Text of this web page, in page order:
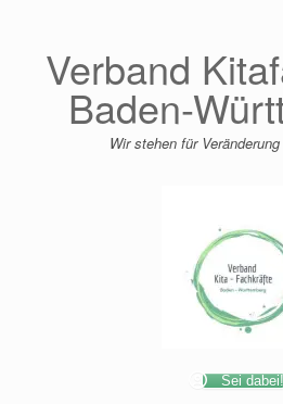
Verband
Baden-
Wir stehen für
Sei dabei!